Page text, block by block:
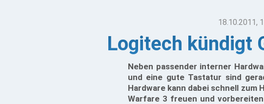
18.10.2011,
Logitech kündigt
Neben passender interner
und eine gute Tastatur sind
Hardware kann dabei schnell zum
Warfare 3 freuen und